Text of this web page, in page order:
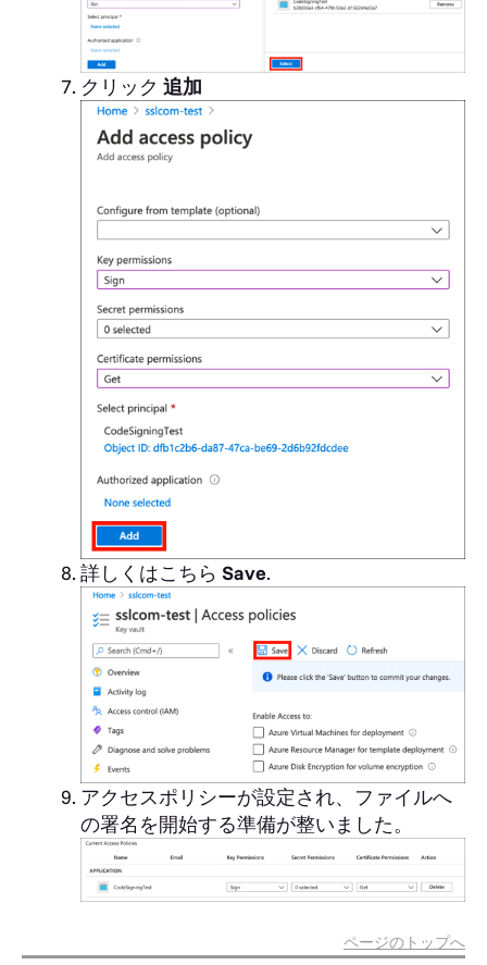
クリック 追加
詳しくはこちら Save.
アクセスポリシーが設定され、ファイルへ
の署名を開始する準備が整いました。
ページのトップへ